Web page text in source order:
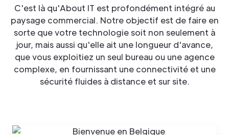
C'est là qu'About IT est profondément intégré au
paysage commercial. Notre objectif est de faire en
sorte que votre technologie soit non seulement à
jour, mais aussi qu'elle ait une longueur d'avance,
que vous exploitiez un seul bureau ou une agence
complexe, en fournissant une connectivité et une
sécurité fluides à distance et sur site.